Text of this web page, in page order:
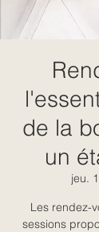
de la
un
jeu.
Les rendez-
sessions